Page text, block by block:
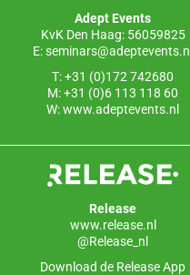
Adept Events
KvK Den Haag: 56059825
E:seminars@adeptevents.nl
T: +31 (0)172 742680
M: +31 (0)6 113 118 60
W:www.adeptevents.nl
Release
www.release.nl
@Release_nl
Download de Release App